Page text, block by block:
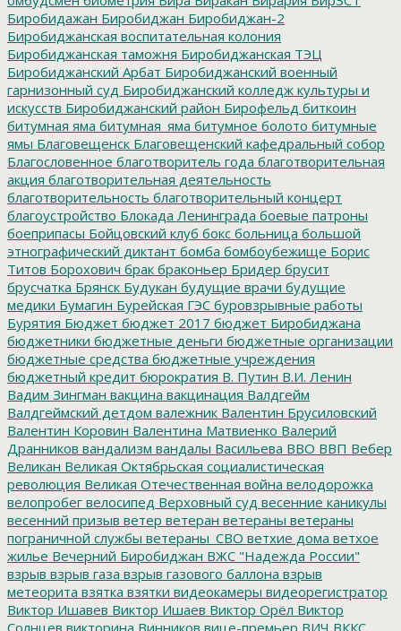
Биробидажан Биробиджан Биробиджан-2
Биробиджанская воспитательная колония
Биробиджанская таможня Биробиджанская ТЭЦ
Биробиджанский Арбат Биробиджанский военный
гарнизонный суд Биробиджанский колледж культуры и
искусств Биробиджанский район Бирофельд биткоин
битумная яма битумная_яма битумное болото битумные
ямы Благовещенск Благовещенский кафедральный собор
Благословенное благотворитель года благотворительная
акция благотворительная деятельность
благотворительность благотворительный концерт
благоустройство Блокада Ленинграда боевые патроны
боеприпасы Бойцовский клуб бокс больница большой
этнографический диктант бомба бомбоубежище Борис
Титов Борохович брак браконьер Бридер брусит
брусчатка Брянск Будукан будущие врачи будущие
медики Бумагин Бурейская ГЭС буровзрывные работы
Бурятия Бюджет бюджет 2017 бюджет Биробиджана
бюджетники бюджетные деньги бюджетные организации
бюджетные средства бюджетные учреждения
бюджетный кредит бюрократия В. Путин В.И. Ленин
Вадим Зингман вакцина вакцинация Валдгейм
Валдгеймский детдом валежник Валентин Брусиловский
Валентин Коровин Валентина Матвиенко Валерий
Дранников вандализм вандалы Васильева ВВО ВВП Вебер
Великан Великая Октябрьская социалистическая
революция Великая Отечественная война велодорожка
велопробег велосипед Верховный суд весенние каникулы
весенний призыв ветер ветеран ветераны ветераны
пограничной службы ветераны_СВО ветхие дома ветхое
жилье Вечерний Биробиджан ВЖС "Надежда России"
взрыв взрыв газа взрыв газового баллона взрыв
метеорита взятка взятки видеокамеры видеорегистратор
Виктор Ишавев Виктор Ишаев Виктор Орёл Виктор
Солнцев викторина Винников вице-премьер ВИЧ ВККС